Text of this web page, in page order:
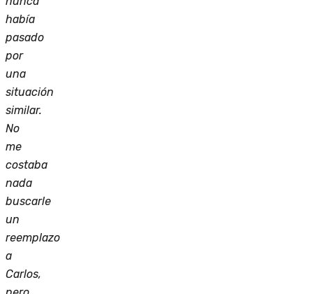
había
pasado
por
una
situación
similar.
No
me
costaba
nada
buscarle
un
reemplazo
a
Carlos,